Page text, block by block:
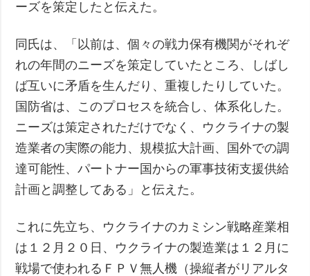
ーズを策定したと伝えた。
同氏は、「以前は、個々の戦力保有機関がそれぞ
れの年間のニーズを策定していたところ、しばし
ば互いに矛盾を生んだり、重複したりしていた。
国防省は、このプロセスを統合し、体系化した。
ニーズは策定されただけでなく、ウクライナの製
造業者の実際の能力、規模拡大計画、国外での調
達可能性、パートナー国からの軍事技術支援供給
計画と調整してある」と伝えた。
これに先立ち、ウクライナのカミシン戦略産業相
は１２月２０日、ウクライナの製造業は１２月に
戦場で使われるＦＰＶ無人機（操縦者がリアルタ